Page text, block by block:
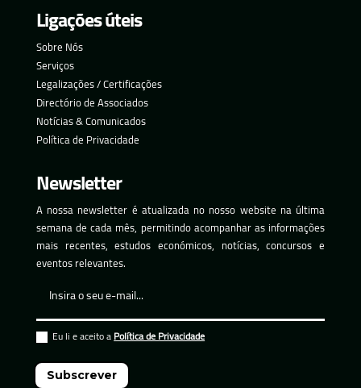
Ligações úteis
Sobre Nós
Serviços
Legalizações / Certificações
Directório de Associados
Notícias & Comunicados
Política de Privacidade
Newsletter
A nossa newsletter é atualizada no nosso website na última
semana de cada mês, permitindo acompanhar as informações
mais recentes, estudos económicos, notícias, concursos e
eventos relevantes.
Eu li e aceito aPolítica de Privacidade
Subscrever